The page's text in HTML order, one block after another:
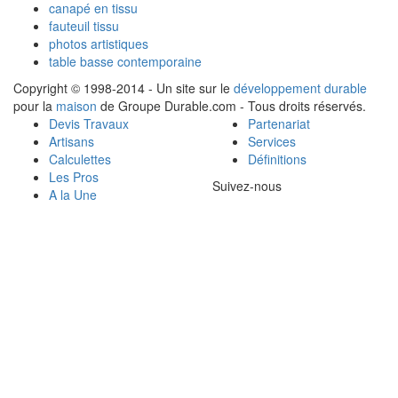
canapé en tissu
fauteuil tissu
photos artistiques
table basse contemporaine
Copyright © 1998-2014 - Un site sur le développement durable
pour la maison de Groupe Durable.com - Tous droits réservés.
Devis Travaux
Artisans
Calculettes
Les Pros
A la Une
Partenariat
Services
Définitions
Suivez-nous